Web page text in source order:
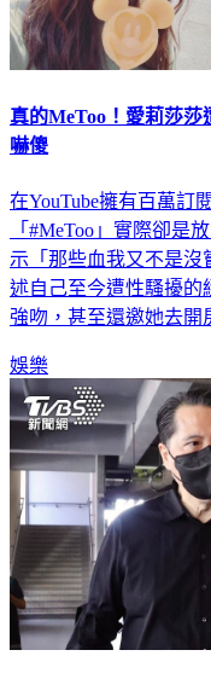
真的MeToo！愛莉莎
嚇傻
在YouTube擁有百萬訂
「#MeToo」實際卻是
示「那些血我又不是沒
述自己至今遭性騷擾的
強吻，甚至還邀她去開
娛樂